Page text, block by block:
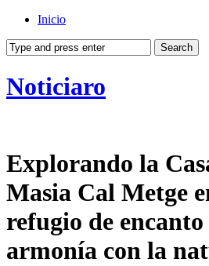
Inicio
Noticiaro
Explorando la
Masia Cal Metge
refugio de
armonía con la